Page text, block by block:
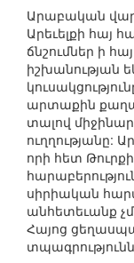
Արաբական
Արեւելքի հայ
ճնշումներ ի
իշխանության
արտաքին
տալով
ուղղությանը:
որի հետ
սիրիական
անհետեւանք
Հայոց